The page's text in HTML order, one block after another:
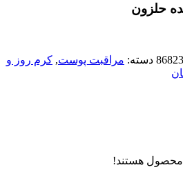
حلزون
دسته: مراقبت پوست, کرم روز و
محصول هستند!